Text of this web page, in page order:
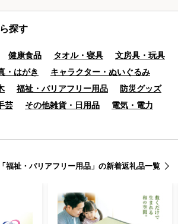
探す
健康食品 タオル・寝具
文房具・玩具
・はがき
キャラクター・ぬいぐるみ
福祉・バリアフリー用品
防災グッズ
芸 その他雑貨・日用品
電気・電力
「福祉・バリアフリー用品」の新着返礼品一覧